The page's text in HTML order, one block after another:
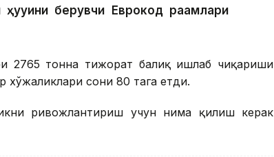
берувчи Еврокод рақамлари
2765 тонна тижорат балиқ ишлаб чиқариши
хўжаликлари сони 80 тага етди.
ривожлантириш учун нима қилиш керак